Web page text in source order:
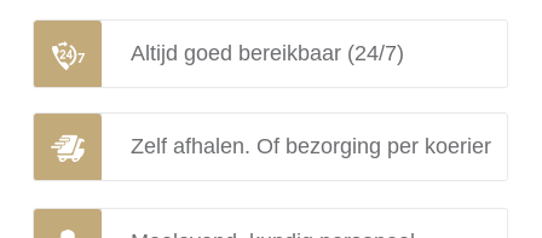
Altijd goed bereikbaar (24/7)
Zelf afhalen. Of bezorging per koerier